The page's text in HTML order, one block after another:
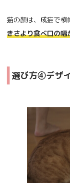
猫の顔は、成猫で横
きさより食べ口の幅
選び方④デザ